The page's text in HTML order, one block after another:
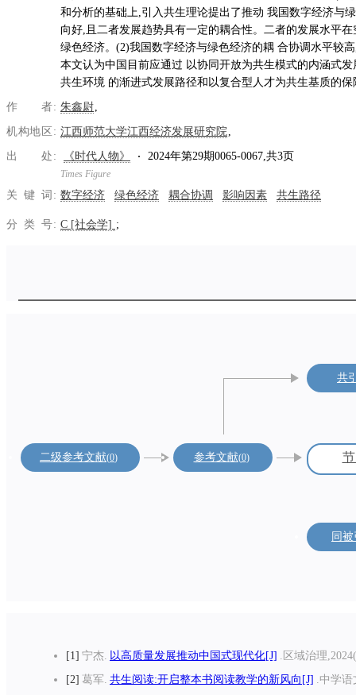
和分析的基础上,引入共生理论提出了推动 我国数字经济与
向好,且二者发展趋势具有一定的耦合性。二者的发展水平
绿色经济。(2)我国数字经济与绿色经济的耦 合协调水平较
本文认为中国目前应通过 以协同开放为共生模式的内涵式
共生环境 的渐进式发展路径和以复合型人才为共生基质的
作者 朱鑫尉
机构地区 江西师范大学江西经济发展研究院
出处 《时代人物》 2024年第29期0065-0067,共3页
Times Figure
关键词 数字经济 绿色经济 耦合协调 影响因素 共生路径
分类号 C [社会学]
二级参考文献 0 参考文献 0
共
同
1 宁杰. 以高质量发展推动中国式现代化[J] .区域治理
2 葛军. 共生阅读:开启整本书阅读教学的新风向[J] .中学语